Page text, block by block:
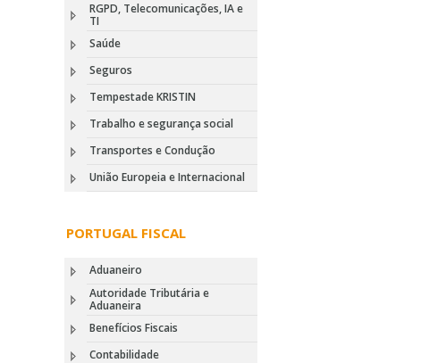
RGPD, Telecomunicações, IA e
TI
Saúde
Seguros
Tempestade KRISTIN
Trabalho e segurança social
Transportes e Condução
União Europeia e Internacional
PORTUGAL FISCAL
Aduaneiro
Autoridade Tributária e
Aduaneira
Benefícios Fiscais
Contabilidade